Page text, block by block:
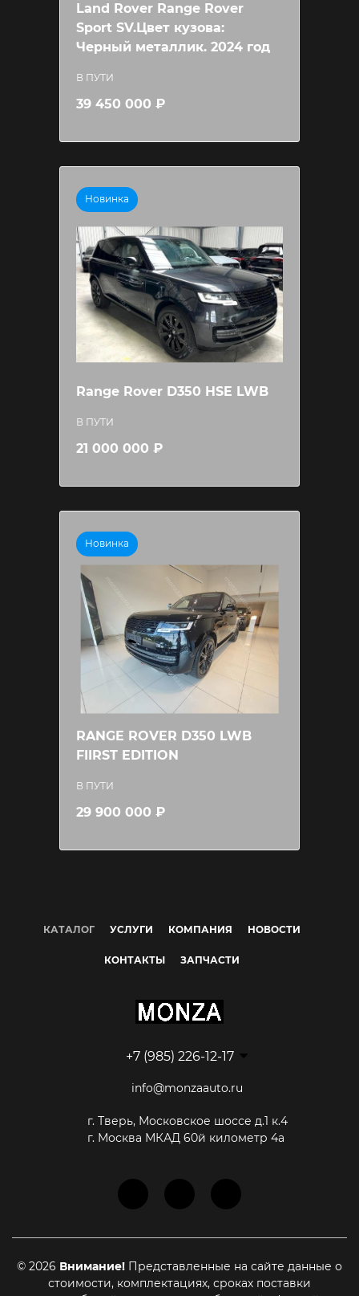
Land Rover Range Rover
Sport SV.Цвет кузова:
Черный металлик. 2024 год
В ПУТИ
39 450 000 ₽
Новинка
Range Rover D350 HSE LWB
В ПУТИ
21 000 000 ₽
Новинка
RANGE ROVER D350 LWB
FIIRST EDITION
В ПУТИ
29 900 000 ₽
КАТАЛОГ УСЛУГИ КОМПАНИЯ НОВОСТИ
КОНТАКТЫ ЗАПЧАСТИ
+7 (985) 226-12-17
info@monzaauto.ru
г. Тверь, Московское шоссе д.1 к.4
г. Москва МКАД 60й километр 4а
© 2026 Внимание! Представленные на сайте данные о
стоимости, комплектациях, сроках поставки